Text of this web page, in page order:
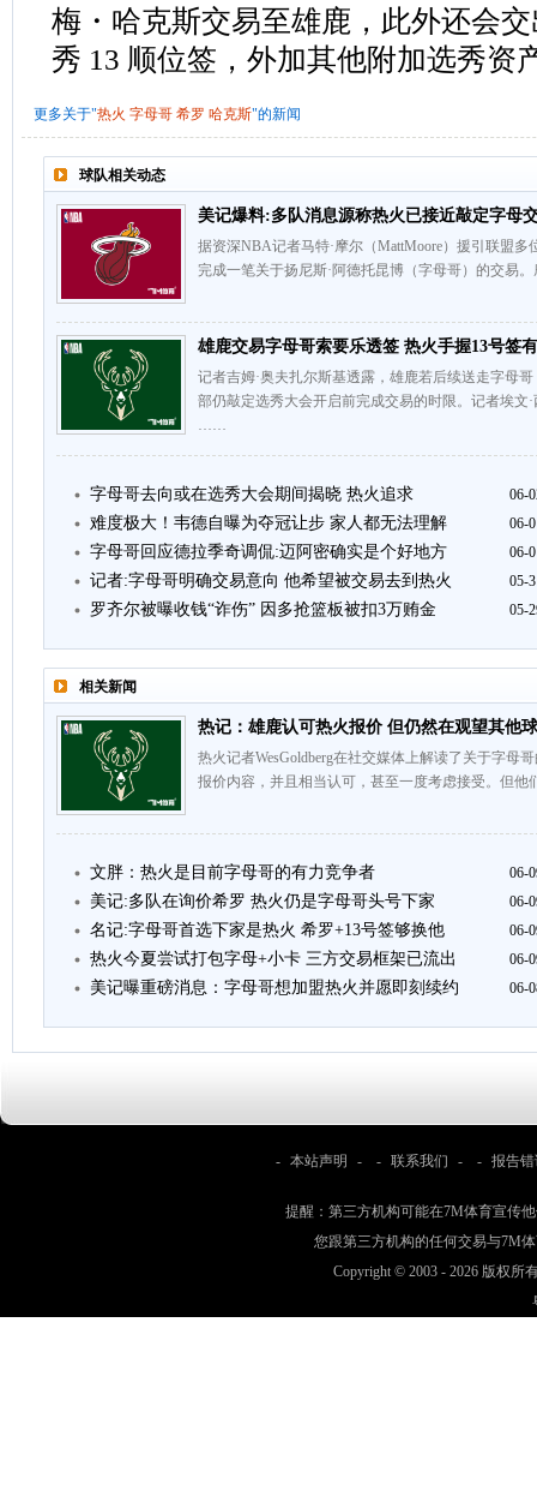
梅・哈克斯交易至雄鹿，此外还会
秀 13 顺位签，外加其他附加选秀资
更多关于"热火 字母哥 希罗 哈克斯"的新闻
球队相关动态
美记爆料:多队消息源称热火已接近敲定字母
据资深NBA记者马特·摩尔（MattMoore）援引联盟
完成一笔关于扬尼斯·阿德托昆博（字母哥）的交易
雄鹿交易字母哥索要乐透签 热火手握13号签
记者吉姆·奥夫扎尔斯基透露，雄鹿若后续送走字母
部仍敲定选秀大会开启前完成交易的时限。记者埃文
……
字母哥去向或在选秀大会期间揭晓 热火追求 06-
难度极大！韦德自曝为夺冠让步 家人都无法理解 06-
字母哥回应德拉季奇调侃:迈阿密确实是个好地方 06-
记者:字母哥明确交易意向 他希望被交易去到热火 05-
罗齐尔被曝收钱“诈伤” 因多抢篮板被扣3万贿金 05-
相关新闻
热记：雄鹿认可热火报价 但仍然在观望其他
热火记者WesGoldberg在社交媒体上解读了关于字母
报价内容，并且相当认可，甚至一度考虑接受。但
文胖：热火是目前字母哥的有力竞争者 06-
美记:多队在询价希罗 热火仍是字母哥头号下家 06-
名记:字母哥首选下家是热火 希罗+13号签够换他 06-
热火今夏尝试打包字母+小卡 三方交易框架已流出 06-
美记曝重磅消息：字母哥想加盟热火并愿即刻续约 06-
- 本站声明 - - 联系我们 - - 报告
提醒：第三方机构可能在7M体育宣传
您跟第三方机构的任何交易与7M
Copyright © 2003 - 2026 版权所